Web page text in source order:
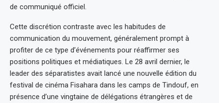
de communiqué officiel.
Cette discrétion contraste avec les habitudes de
communication du mouvement, généralement prompt à
profiter de ce type d’événements pour réaffirmer ses
positions politiques et médiatiques. Le 28 avril dernier, le
leader des séparatistes avait lancé une nouvelle édition du
festival de cinéma Fisahara dans les camps de Tindouf, en
présence d’une vingtaine de délégations étrangères et de